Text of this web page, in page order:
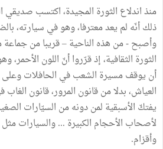
منذ اندلاع الثورة المجيدة، اكتسب
ذلك أنّه لم يعد معترفا، وهو في سيارته،
وأصبح - من هذه الناحية – قريبا من
الثورة الثقافية، إذ قرّروا أنّ اللون الأحمر،
أن يوقف مسيرة الشعب في الحافلات وعلى
العياش، بدلا من قانون المرور، قانون
يفتكّ الأسبقية لمن دونه من السيّارات
لأصحاب الأحجام الكبيرة ... والسيارات
وأقزام.